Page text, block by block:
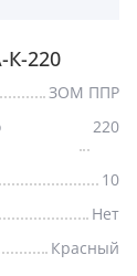
220
ЗОМ ППР
220
10
Нет
Красный